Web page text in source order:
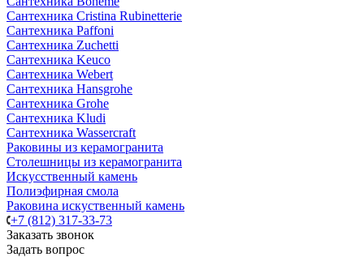
Сантехника Cristina Rubinetterie
Сантехника Paffoni
Сантехника Zuchetti
Сантехника Keuco
Сантехника Webert
Сантехника Hansgrohe
Сантехника Grohe
Сантехника Kludi
Сантехника Wassercraft
Раковины из керамогранита
Столешницы из керамогранита
Искусственный камень
Полиэфирная смола
Раковина искуственный камень
+7 (812) 317-33-73
Заказать звонок
Задать вопрос